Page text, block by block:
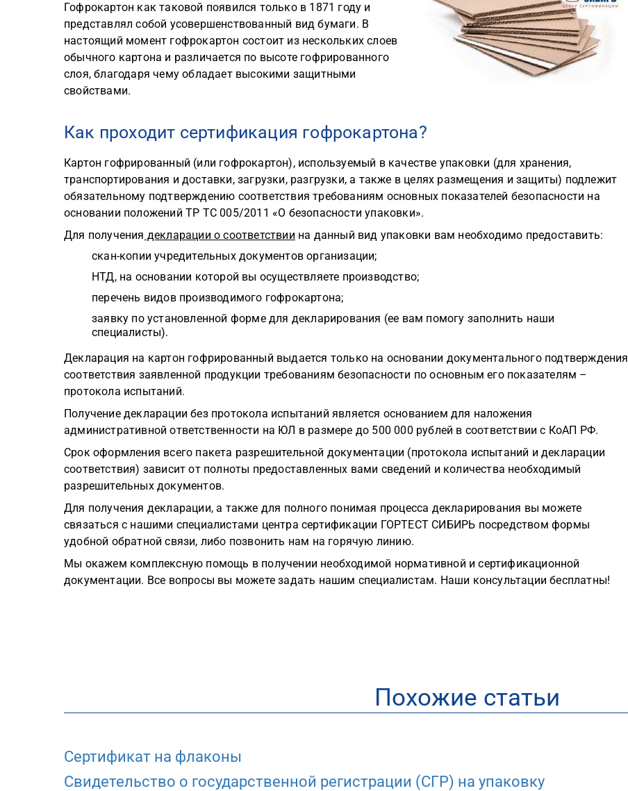
Гофрокартон как таковой появился только в 1871 году и
представлял собой усовершенствованный вид бумаги. В
настоящий момент гофрокартон состоит из нескольких слоев
обычного картона и различается по высоте гофрированного
слоя, благодаря чему обладает высокими защитными
свойствами.
Как проходит сертификация гофрокартона?
Картон гофрированный (или гофрокартон), используемый в качестве упаковки (для хранения,
транспортирования и доставки, загрузки, разгрузки, а также в целях размещения и защиты) подлежит
обязательному подтверждению соответствия требованиям основных показателей безопасности на
основании положений ТР ТС 005/2011 «О безопасности упаковки».
Для получения декларации о соответствии на данный вид упаковки вам необходимо предоставить:
скан-копии учредительных документов организации;
НТД, на основании которой вы осуществляете производство;
перечень видов производимого гофрокартона;
заявку по установленной форме для декларирования (ее вам помогу заполнить наши
специалисты).
Декларация на картон гофрированный выдается только на основании документального подтверждения
соответствия заявленной продукции требованиям безопасности по основным его показателям –
протокола испытаний.
Получение декларации без протокола испытаний является основанием для наложения
административной ответственности на ЮЛ в размере до 500 000 рублей в соответствии с КоАП РФ.
Срок оформления всего пакета разрешительной документации (протокола испытаний и декларации
соответствия) зависит от полноты предоставленных вами сведений и количества необходимый
разрешительных документов.
Для получения декларации, а также для полного понимая процесса декларирования вы можете
связаться с нашими специалистами центра сертификации ГОРТЕСТ СИБИРЬ посредством формы
удобной обратной связи, либо позвонить нам на горячую линию.
Мы окажем комплексную помощь в получении необходимой нормативной и сертификационной
документации. Все вопросы вы можете задать нашим специалистам. Наши консультации бесплатны!
Похожие статьи
Сертификат на флаконы
Свидетельство о государственной регистрации (СГР) на упаковку